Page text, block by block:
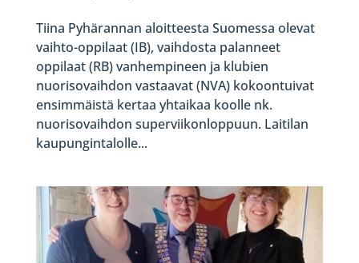
Tiina Pyhärannan aloitteesta Suomessa olevat
vaihto-oppilaat (IB), vaihdosta palanneet
oppilaat (RB) vanhempineen ja klubien
nuorisovaihdon vastaavat (NVA) kokoontuivat
ensimmäistä kertaa yhtaikaa koolle nk.
nuorisovaihdon superviikonloppuun. Laitilan
kaupungintalolle...